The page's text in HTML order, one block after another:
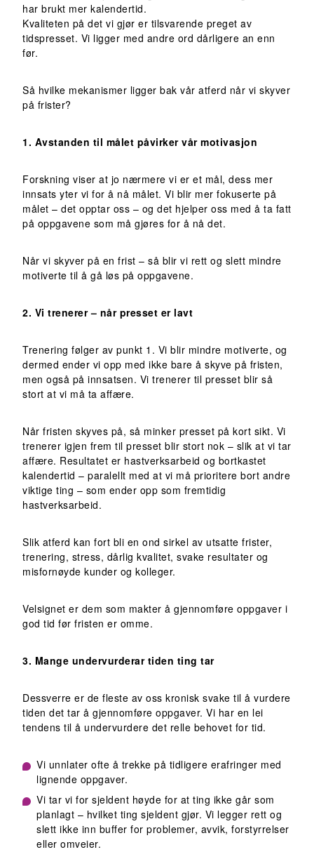
har brukt mer kalendertid.
Kvaliteten på det vi gjør er tilsvarende preget av
tidspresset. Vi ligger med andre ord dårligere an enn
før.
Så hvilke mekanismer ligger bak vår atferd når vi skyver
på frister?
1. Avstanden til målet påvirker vår motivasjon
Forskning viser at jo nærmere vi er et mål, dess mer
innsats yter vi for å nå målet. Vi blir mer fokuserte på
målet – det opptar oss – og det hjelper oss med å ta fatt
på oppgavene som må gjøres for å nå det.
Når vi skyver på en frist – så blir vi rett og slett mindre
motiverte til å gå løs på oppgavene.
2. Vi trenerer – når presset er lavt
Trenering følger av punkt 1. Vi blir mindre motiverte, og
dermed ender vi opp med ikke bare å skyve på fristen,
men også på innsatsen. Vi trenerer til presset blir så
stort at vi må ta affære.
Når fristen skyves på, så minker presset på kort sikt. Vi
trenerer igjen frem til presset blir stort nok – slik at vi tar
affære. Resultatet er hastverksarbeid og bortkastet
kalendertid – paralellt med at vi må prioritere bort andre
viktige ting – som ender opp som fremtidig
hastverksarbeid.
Slik atferd kan fort bli en ond sirkel av utsatte frister,
trenering, stress, dårlig kvalitet, svake resultater og
misfornøyde kunder og kolleger.
Velsignet er dem som makter å gjennomføre oppgaver i
god tid før fristen er omme.
3. Mange undervurderar tiden ting tar
Dessverre er de fleste av oss kronisk svake til å vurdere
tiden det tar å gjennomføre oppgaver. Vi har en lei
tendens til å undervurdere det relle behovet for tid.
Vi unnlater ofte å trekke på tidligere erafringer med
lignende oppgaver.
Vi tar vi for sjeldent høyde for at ting ikke går som
planlagt – hvilket ting sjeldent gjør. Vi legger rett og
slett ikke inn buffer for problemer, avvik, forstyrrelser
eller omveier.